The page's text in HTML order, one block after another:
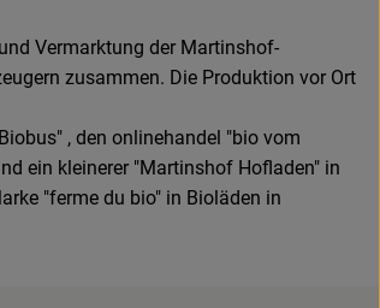
Vermarktung der Martinshof-
zusammen. Die Produktion vor Ort
, den onlinehandel "bio vom
ein kleinerer "Martinshof Hofladen" in
"ferme du bio" in Bioläden in